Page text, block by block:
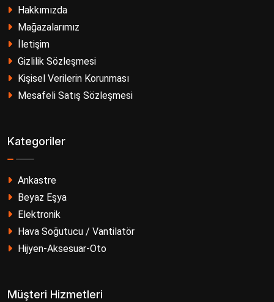
Hakkımızda
Mağazalarımız
İletişim
Gizlilik Sözleşmesi
Kişisel Verilerin Korunması
Mesafeli Satış Sözleşmesi
Kategoriler
Ankastre
Beyaz Eşya
Elektronik
Hava Soğutucu / Vantilatör
Hijyen-Aksesuar-Oto
Müşteri Hizmetleri